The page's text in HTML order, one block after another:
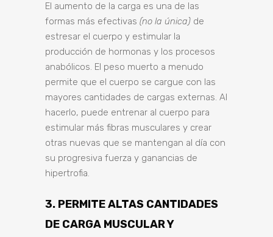
El aumento de la carga es una de las
formas más efectivas (no la única) de
estresar el cuerpo y estimular la
producción de hormonas y los procesos
anabólicos. El peso muerto a menudo
permite que el cuerpo se cargue con las
mayores cantidades de cargas externas. Al
hacerlo, puede entrenar al cuerpo para
estimular más fibras musculares y crear
otras nuevas que se mantengan al día con
su progresiva fuerza y ​​ganancias de
hipertrofia.
3. PERMITE ALTAS CANTIDADES
DE CARGA MUSCULAR Y